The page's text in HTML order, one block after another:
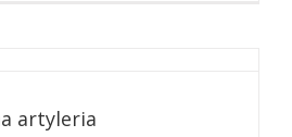
artyleria